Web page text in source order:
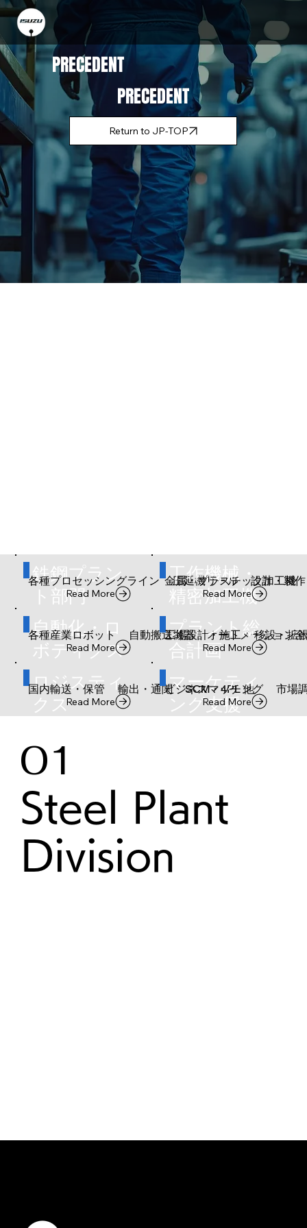
PRECEDENT
PRECEDENT
Return to JP-TOP
鉄鋼プラン
ト部門
各種​プロセッシングライン 圧延機リール 設計・製
Read More
​工作機械・
精密加工機
金属・プラスチック加工機
Read More
​自動化・ロ
ボティクス
​各種産業ロボット 自動搬送機器 オートメーション
Read More
プラント総
合計画
工場設計・施工 移設・拡
Read More
​ロジスティ
クス
国内輸送・保管 ​輸出・通関 SCM・4PL 他
Read More
​マーケティ
ング支援
ビジネスマッチング 市場
Read More
01
Steel Plant
Division